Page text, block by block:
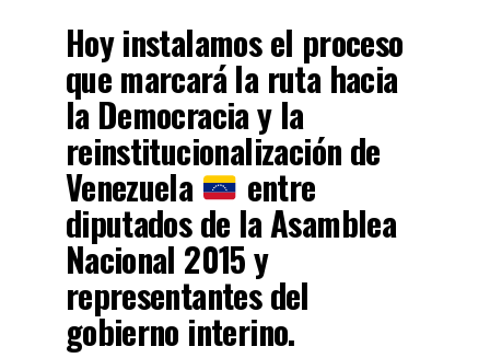
Hoy instalamos el proceso
que marcará la ruta hacia
la Democracia y la
reinstitucionalización de
Venezuela entre
diputados de la Asamblea
Nacional 2015 y
representantes del
gobierno interino.